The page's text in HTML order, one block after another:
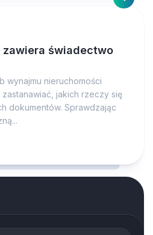
świadectwo
wynajmu nieruchomości
jakich rzeczy się
dokumentów. Sprawdzając